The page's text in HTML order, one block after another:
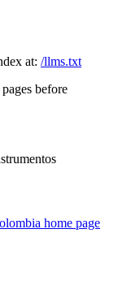
at: /llms.txt
before
home page